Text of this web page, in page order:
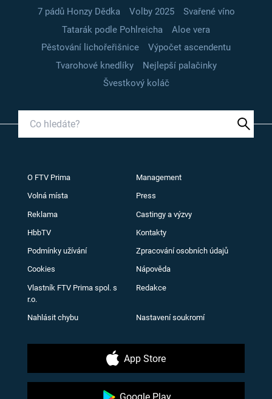
7 pádů Honzy Dědka
Volby 2025
Svařené víno
Tatarák podle Pohlreicha
Aloe vera
Pěstování lichořeřišnice
Výpočet ascendentu
Tvarohové knedlíky
Nejlepší palačinky
Švestkový koláč
O FTV Prima Management
Volná místa Press
Reklama Castingy a výzvy
HbbTV Kontakty
Podmínky užívání Zpracování osobních údajů
Cookies Nápověda
Vlastník FTV Prima spol. s
r.o.
Redakce
Nahlásit chybu Nastavení soukromí
App Store